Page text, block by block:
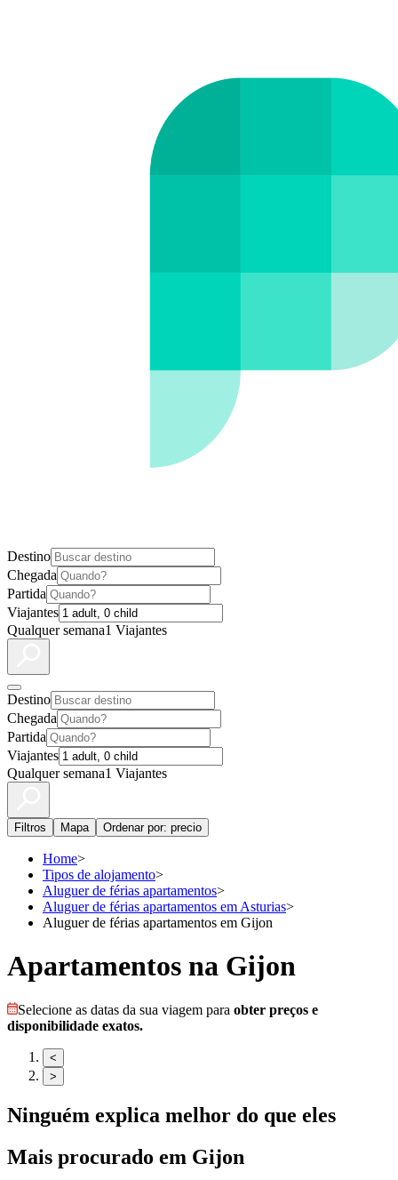
Destino
Chegada
Partida
Viajantes
Qualquer semana1 Viajantes
Destino
Chegada
Partida
Viajantes
Qualquer semana1 Viajantes
Filtros Mapa Ordenar por: precio
Home>
Tipos de alojamento>
Aluguer de férias apartamentos>
Aluguer de férias apartamentos em Asturias>
Aluguer de férias apartamentos em Gijon
Apartamentos na Gijon
Selecione as datas da sua viagem para obter preços e
disponibilidade exatos.
<
>
Ninguém explica melhor do que eles
Mais procurado em Gijon